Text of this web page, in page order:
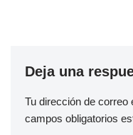
Deja una
Tu dirección de correo
campos obligatorios